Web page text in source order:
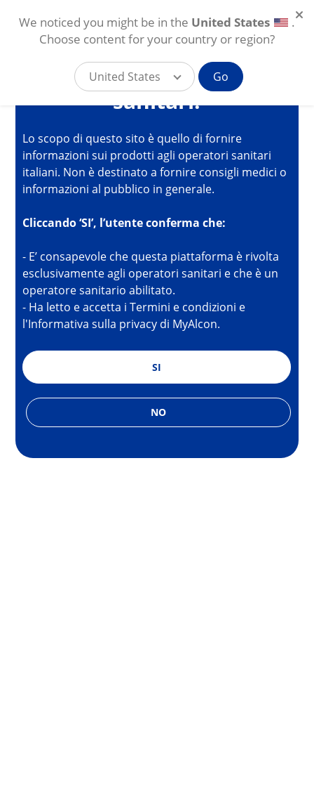
Stai per accedere alla
piattaforma online di
Alcon per gli operatori
sanitari.
Lo scopo di questo sito è quello di fornire
informazioni sui prodotti agli operatori sanitari
italiani. Non è destinato a fornire consigli medici o
informazioni al pubblico in generale.
Cliccando ‘SI’, l’utente conferma che:
- E’ consapevole che questa piattaforma è rivolta
esclusivamente agli operatori sanitari e che è un
operatore sanitario abilitato.
- Ha letto e accetta i Termini e condizioni e
l'Informativa sulla privacy di MyAlcon.
SI
NO
Salta al contenuto principale
explore
We noticed you might be in the United States
.
Choose content for your country or region?
United States Go